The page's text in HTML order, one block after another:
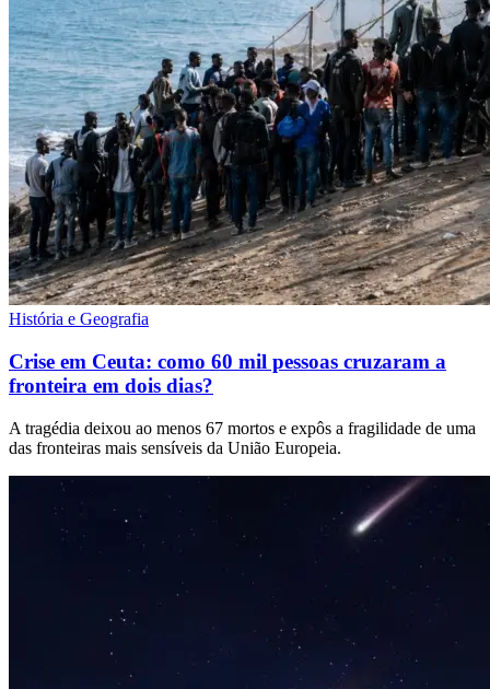
História e Geografia
Crise em Ceuta: como 60 mil pessoas cruzaram a
fronteira em dois dias?
A tragédia deixou ao menos 67 mortos e expôs a fragilidade de uma
das fronteiras mais sensíveis da União Europeia.